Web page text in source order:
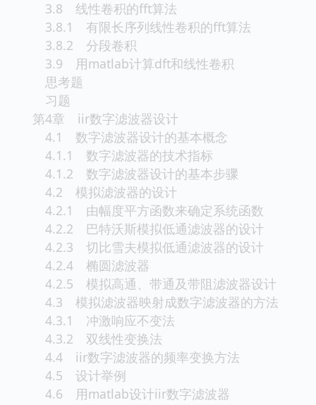
3.8 线性卷积的fft算法
3.8.1 有限长序列线性卷积的fft算法
3.8.2 分段卷积
3.9 用matlab计算dft和线性卷积
思考题
习题
第4章 iir数字滤波器设计
4.1 数字滤波器设计的基本概念
4.1.1 数字滤波器的技术指标
4.1.2 数字滤波器设计的基本步骤
4.2 模拟滤波器的设计
4.2.1 由幅度平方函数来确定系统函数
4.2.2 巴特沃斯模拟低通滤波器的设计
4.2.3 切比雪夫模拟低通滤波器的设计
4.2.4 椭圆滤波器
4.2.5 模拟高通、带通及带阻滤波器设计
4.3 模拟滤波器映射成数字滤波器的方法
4.3.1 冲激响应不变法
4.3.2 双线性变换法
4.4 iir数字滤波器的频率变换方法
4.5 设计举例
4.6 用matlab设计iir数字滤波器